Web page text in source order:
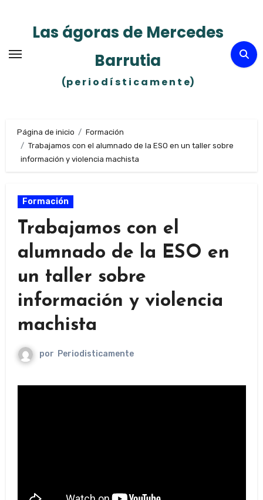
contenidoLas ágoras de Mercedes
Barrutia
(p e r i o d í s t i c a m e n t e)
Página de inicio
Formación
Trabajamos con el alumnado de la ESO en un taller sobre
información y violencia machista
Formación
Trabajamos con el
alumnado de la ESO en
un taller sobre
información y violencia
machista
por Periodisticamente